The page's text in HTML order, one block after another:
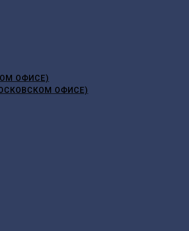
ОФИСЕ)
ОФИСЕ)